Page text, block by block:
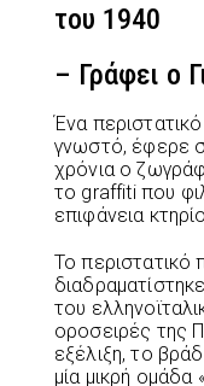
του 1940
– Γράφει ο
Ένα περιστατικό
γνωστό, έφερε
χρόνια ο
το graffiti που
επιφάνεια
Το περιστατικό
του
οροσειρές της
εξέλιξη, το
μία μικρή